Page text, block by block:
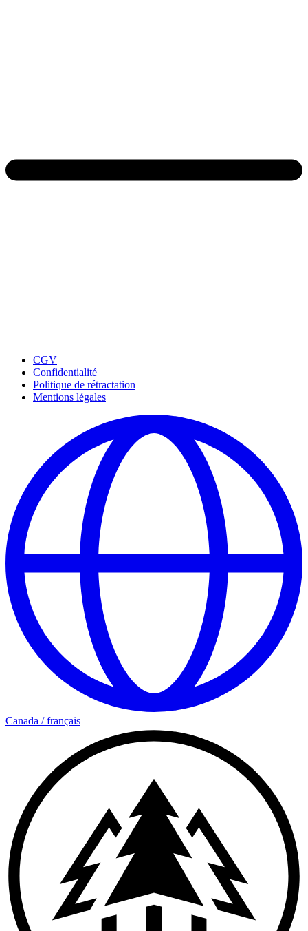
CGV
Confidentialité
Politique de rétractation
Mentions légales
Canada /français